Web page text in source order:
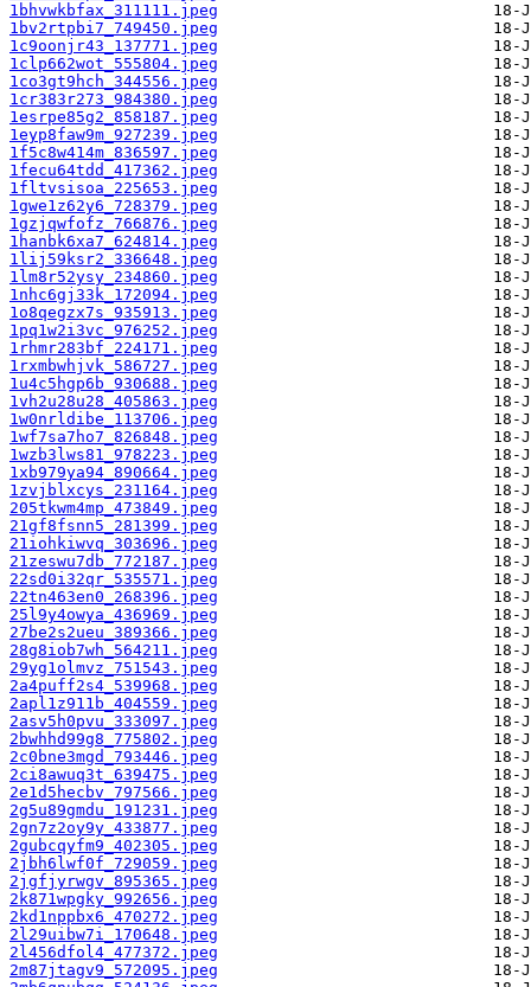
1bhvwkbfax_311111.jpeg
1bv2rtpbi7_749450.jpeg
1c9oonjr43_137771.jpeg
1clp662wot_555804.jpeg
1co3gt9hch_344556.jpeg
1cr383r273_984380.jpeg
1esrpe85g2_858187.jpeg
1eyp8faw9m_927239.jpeg
1f5c8w414m_836597.jpeg
1fecu64tdd_417362.jpeg
1fltvsisoa_225653.jpeg
1gwe1z62y6_728379.jpeg
1gzjqwfofz_766876.jpeg
1hanbk6xa7_624814.jpeg
1lij59ksr2_336648.jpeg
1lm8r52ysy_234860.jpeg
1nhc6gj33k_172094.jpeg
1o8qegzx7s_935913.jpeg
1pq1w2i3vc_976252.jpeg
1rhmr283bf_224171.jpeg
1rxmbwhjvk_586727.jpeg
1u4c5hgp6b_930688.jpeg
1vh2u28u28_405863.jpeg
1w0nrldibe_113706.jpeg
1wf7sa7ho7_826848.jpeg
1wzb3lws81_978223.jpeg
1xb979ya94_890664.jpeg
1zvjblxcys_231164.jpeg
205tkwm4mp_473849.jpeg
21gf8fsnn5_281399.jpeg
21iohkiwvq_303696.jpeg
21zeswu7db_772187.jpeg
22sd0i32qr_535571.jpeg
22tn463en0_268396.jpeg
25l9y4owya_436969.jpeg
27be2s2ueu_389366.jpeg
28g8iob7wh_564211.jpeg
29yg1olmvz_751543.jpeg
2a4puff2s4_539968.jpeg
2apl1z911b_404559.jpeg
2asv5h0pvu_333097.jpeg
2bwhhd99g8_775802.jpeg
2c0bne3mgd_793446.jpeg
2ci8awuq3t_639475.jpeg
2e1d5hecbv_797566.jpeg
2g5u89gmdu_191231.jpeg
2gn7z2oy9y_433877.jpeg
2gubcqyfm9_402305.jpeg
2jbh6lwf0f_729059.jpeg
2jgfjyrwgv_895365.jpeg
2k871wpgky_992656.jpeg
2kd1nppbx6_470272.jpeg
2l29uibw7i_170648.jpeg
2l456dfol4_477372.jpeg
2m87jtagv9_572095.jpeg